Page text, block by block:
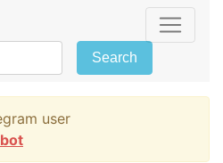
Search
user